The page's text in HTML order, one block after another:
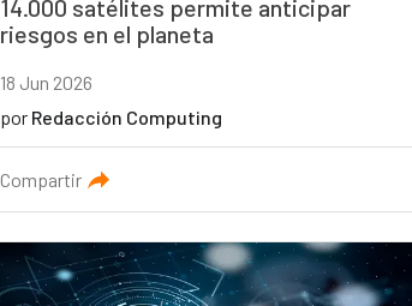
14.000 satélites permite anticipar
riesgos en el planeta
18 Jun 2026
por Redacción Computing
Compartir